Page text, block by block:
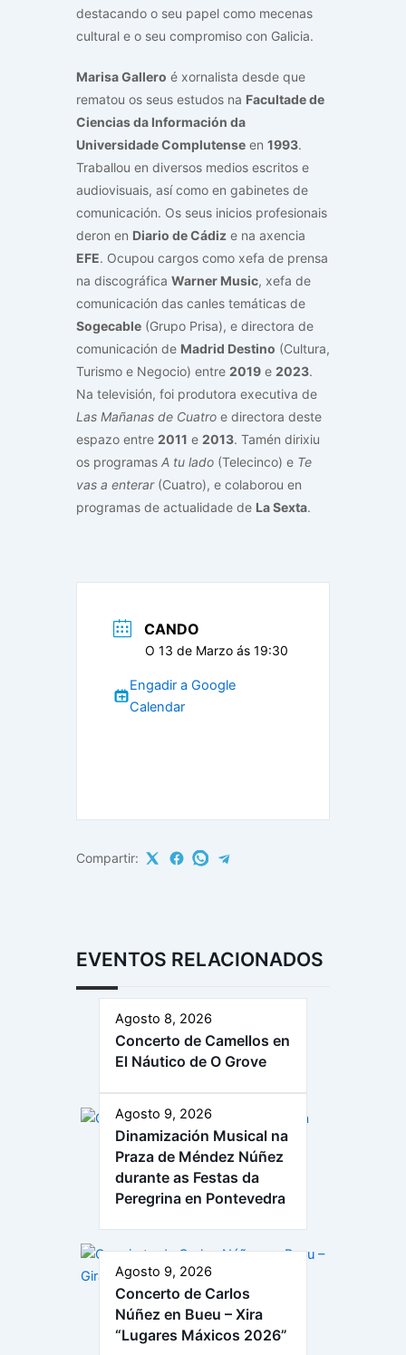
destacando o seu papel como mecenas
cultural e o seu compromiso con Galicia.
Marisa Gallero é xornalista desde que
rematou os seus estudos na Facultade de
Ciencias da Información da
Universidade Complutense en 1993.
Traballou en diversos medios escritos e
audiovisuais, así como en gabinetes de
comunicación. Os seus inicios profesionais
deron en Diario de Cádiz e na axencia
EFE. Ocupou cargos como xefa de prensa
na discográfica Warner Music, xefa de
comunicación das canles temáticas de
Sogecable (Grupo Prisa), e directora de
comunicación de Madrid Destino (Cultura,
Turismo e Negocio) entre 2019 e 2023.
Na televisión, foi produtora executiva de
Las Mañanas de Cuatro e directora deste
espazo entre 2011 e 2013. Tamén dirixiu
os programas A tu lado (Telecinco) e Te
vas a enterar(Cuatro), e colaborou en
programas de actualidade de La Sexta.
CANDO
O 13 de Marzo ás 19:30
Engadir a Google
Calendar
Compartir:
EVENTOS RELACIONADOS
Agosto 8, 2026
Concerto de Camellos en
El Náutico de O Grove
Agosto 9, 2026
Dinamización Musical na
Praza de Méndez Núñez
durante as Festas da
Peregrina en Pontevedra
Agosto 9, 2026
Concerto de Carlos
Núñez en Bueu – Xira
“Lugares Máxicos 2026”